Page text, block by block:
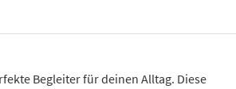
Begleiter für deinen Alltag. Diese